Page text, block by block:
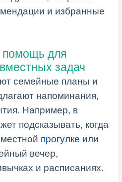
и избранные
помощь для
задач
семейные планы и
напоминания,
Например, в
подсказывать, когда
прогулке или
вечер,
и расписаниях.